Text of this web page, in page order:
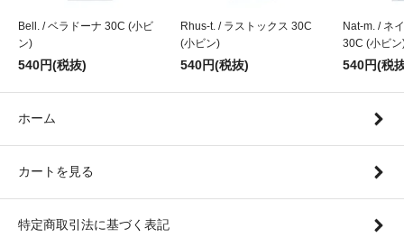
Bell. / ベラドーナ 30C (小ビ
ン)
540円(税抜)
Rhus-t. / ラストックス 30C
(小ビン)
540円(税抜)
Nat-m. / ネ
30C (小ビン
540円(税
ホーム
カートを見る
特定商取引法に基づく表記